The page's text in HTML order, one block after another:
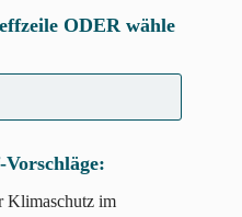
ODER wähle
Klimaschutz im